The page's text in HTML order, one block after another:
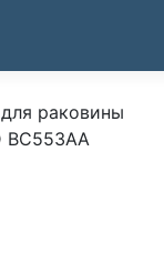
раковины
BC553AA